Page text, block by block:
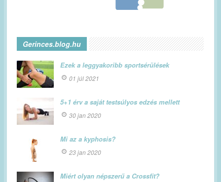
Gerinces.blog.hu
Ezek a leggyakoribb sportsérülések
01 júl 2021
5+1 érv a saját testsúlyos edzés mellett
30 jan 2020
Mi az a kyphosis?
23 jan 2020
Miért olyan népszerű a Crossfit?